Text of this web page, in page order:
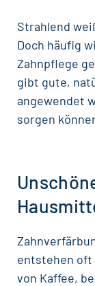
Strahlend
Doch häufig
Zahnpflege
gibt gute,
angewendet
sorgen
entstehen oft
von Kaffee,